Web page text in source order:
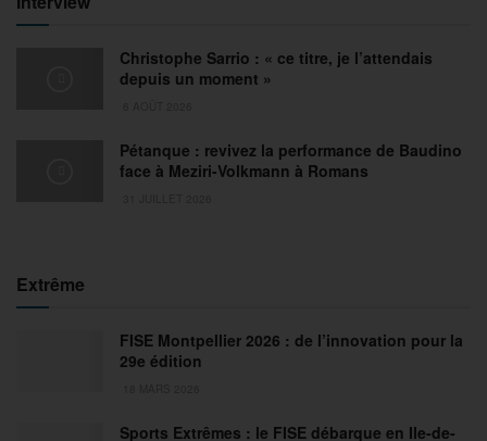
Christophe Sarrio : « ce titre, je l’attendais
depuis un moment »
Pétanque : revivez la performance de Baudino
face à Meziri-Volkmann à Romans
Extrême
FISE Montpellier 2026 : de l’innovation pour la
29e édition
Sports Extrêmes : le FISE débarque en Ile-de-